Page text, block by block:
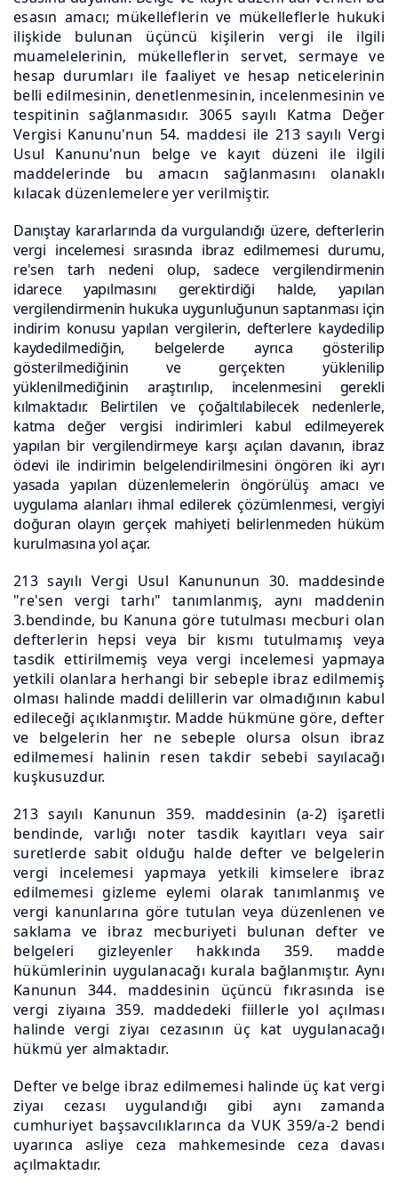
esasın amacı; mükelleflerin ve mükelleflerle hukuki
ilişkide bulunan üçüncü kişilerin vergi ile ilgili
muamelelerinin, mükelleflerin servet, sermaye ve
hesap durumları ile faaliyet ve hesap neticelerinin
belli edilmesinin, denetlenmesinin, incelenmesinin ve
tespitinin sağlanmasıdır. 3065 sayılı Katma Değer
Vergisi Kanunu'nun 54. maddesi ile 213 sayılı Vergi
Usul Kanunu'nun belge ve kayıt düzeni ile ilgili
maddelerinde bu amacın sağlanmasını olanaklı
kılacak düzenlemelere yer verilmiştir.
Danıştay kararlarında da vurgulandığı üzere, defterlerin
vergi incelemesi sırasında ibraz edilmemesi durumu,
re'sen tarh nedeni olup, sadece vergilendirmenin
idarece yapılmasını gerektirdiği halde, yapılan
vergilendirmenin hukuka uygunluğunun saptanması için
indirim konusu yapılan vergilerin, defterlere kaydedilip
kaydedilmediğin, belgelerde ayrıca gösterilip
gösterilmediğinin ve gerçekten yüklenilip
yüklenilmediğinin araştırılıp, incelenmesini gerekli
kılmaktadır. Belirtilen ve çoğaltılabilecek nedenlerle,
katma değer vergisi indirimleri kabul edilmeyerek
yapılan bir vergilendirmeye karşı açılan davanın, ibraz
ödevi ile indirimin belgelendirilmesini öngören iki ayrı
yasada yapılan düzenlemelerin öngörülüş amacı ve
uygulama alanları ihmal edilerek çözümlenmesi, vergiyi
doğuran olayın gerçek mahiyeti belirlenmeden hüküm
kurulmasına yol açar.
213 sayılı Vergi Usul Kanununun 30. maddesinde
"re'sen vergi tarhı" tanımlanmış, aynı maddenin
3.bendinde, bu Kanuna göre tutulması mecburi olan
defterlerin hepsi veya bir kısmı tutulmamış veya
tasdik ettirilmemiş veya vergi incelemesi yapmaya
yetkili olanlara herhangi bir sebeple ibraz edilmemiş
olması halinde maddi delillerin var olmadığının kabul
edileceği açıklanmıştır. Madde hükmüne göre, defter
ve belgelerin her ne sebeple olursa olsun ibraz
edilmemesi halinin resen takdir sebebi sayılacağı
kuşkusuzdur.
213 sayılı Kanunun 359. maddesinin (a-2) işaretli
bendinde, varlığı noter tasdik kayıtları veya sair
suretlerde sabit olduğu halde defter ve belgelerin
vergi incelemesi yapmaya yetkili kimselere ibraz
edilmemesi gizleme eylemi olarak tanımlanmış ve
vergi kanunlarına göre tutulan veya düzenlenen ve
saklama ve ibraz mecburiyeti bulunan defter ve
belgeleri gizleyenler hakkında 359. madde
hükümlerinin uygulanacağı kurala bağlanmıştır. Aynı
Kanunun 344. maddesinin üçüncü fıkrasında ise
vergi ziyaına 359. maddedeki fiillerle yol açılması
halinde vergi ziyaı cezasının üç kat uygulanacağı
hükmü yer almaktadır.
Defter ve belge ibraz edilmemesi halinde üç kat vergi
ziyaı cezası uygulandığı gibi aynı zamanda
cumhuriyet başsavcılıklarınca da VUK 359/a-2 bendi
uyarınca asliye ceza mahkemesinde ceza davası
açılmaktadır.